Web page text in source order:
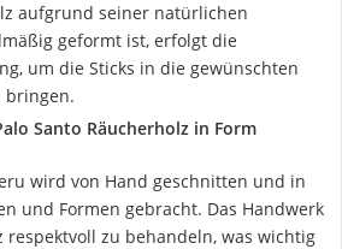
aufgrund seiner natürlichen
geformt ist, erfolgt die
um die Sticks in die gewünschten
bringen.
Santo Räucherholz in Form
wird von Hand geschnitten und in
und Formen gebracht. Das Handwerk
respektvoll zu behandeln, was wichtig